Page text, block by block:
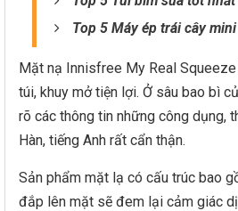
Top 5 Máy ép trái cây
Mặt nạ Innisfree My Real
túi, khuy mở tiện lợi. Ở sâu bao bì
rõ các thông tin những công dụng,
Hàn, tiếng Anh rất cẩn thận.
Sản phẩm mặt lạ có cấu trúc bao
đắp lên mặt sẽ đem lại cảm giác